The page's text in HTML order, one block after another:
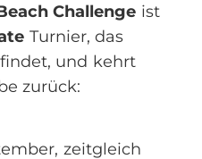
Challenge ist
Turnier, das
und kehrt
zurück:
zeitgleich